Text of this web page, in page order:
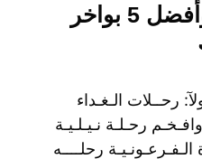
السياحة في مصر وأفضل 5 بواخر
رحــلات الـغـداء
أجـمـل وافـخـم رحـلـة نـيـلـيـة
رحلــــه